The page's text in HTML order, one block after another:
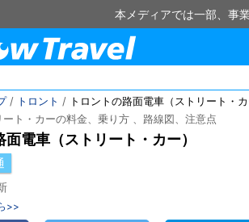
本メディアでは一部、事
/ トロント / トロントの路面電車（ストリート・カ
ート・カーの料金、乗り方 、路線図、注意点
面電車（ストリート・カー）
>>